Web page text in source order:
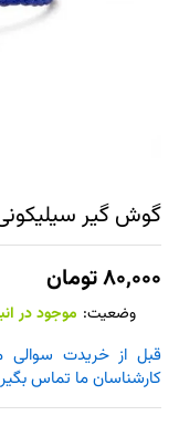
گوش گیر
۸۰,۰۰۰تومان
وضعیت: موجود در
قبل از خریدت سوالی
کارشناسان ما تماس